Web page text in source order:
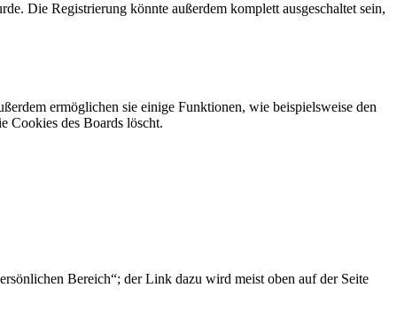
Die Registrierung könnte außerdem komplett ausgeschaltet sein,
ermöglichen sie einige Funktionen, wie beispielsweise den
Cookies des Boards löscht.
Bereich“; der Link dazu wird meist oben auf der Seite